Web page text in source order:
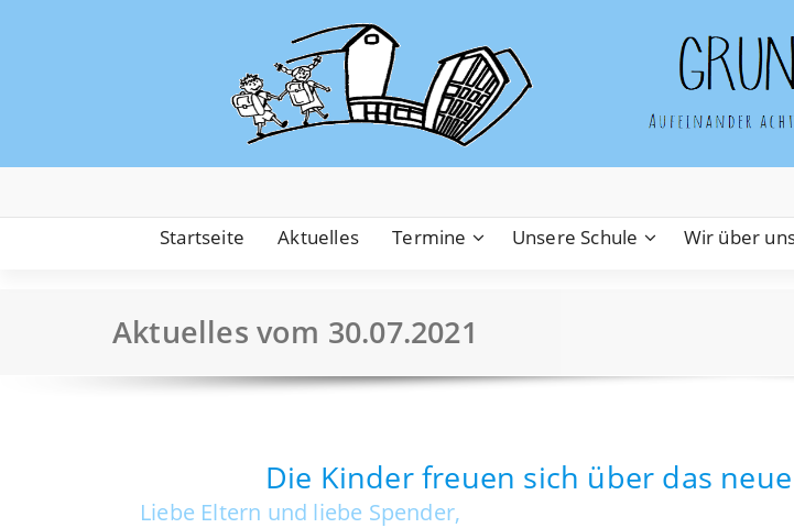
Startseite Aktuelles Termine Unsere Schule Wir über
Aktuelles vom 30.07.2021
Die Kinder freuen sich über das
Liebe Eltern und liebe Spender,